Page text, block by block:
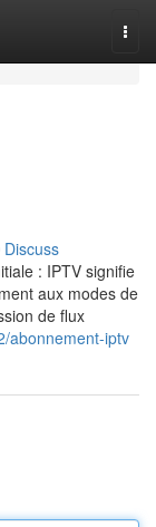
Discuss
: IPTV signifie
aux modes de
de flux
abonnement-iptv